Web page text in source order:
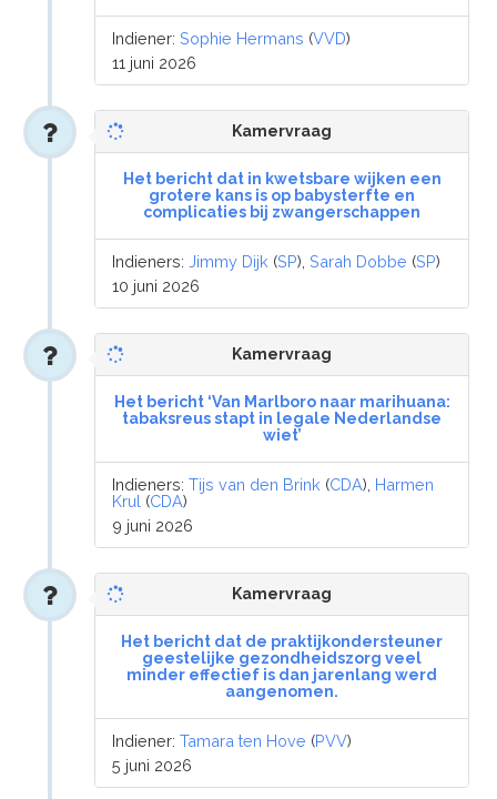
Indiener:Sophie Hermans (VVD)
11 juni 2026
Kamervraag
Het bericht dat in kwetsbare wijken een
grotere kans is op babysterfte en
complicaties bij zwangerschappen
Indieners:Jimmy Dijk (SP),Sarah Dobbe (SP)
10 juni 2026
Kamervraag
Het bericht ‘Van Marlboro naar marihuana:
tabaksreus stapt in legale Nederlandse
wiet’
Indieners:Tijs van den Brink (CDA), Harmen
Krul (CDA)
9 juni 2026
Kamervraag
Het bericht dat de praktijkondersteuner
geestelijke gezondheidszorg veel
minder effectief is dan jarenlang werd
aangenomen.
Indiener:Tamara ten Hove (PVV)
5 juni 2026